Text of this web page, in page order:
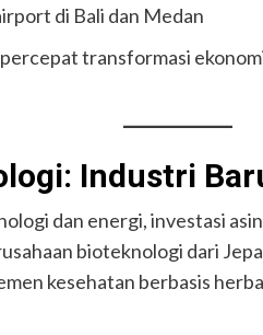
di Bali dan Medan
transformasi
Industri
dan energi, investasi
bioteknologi dari
kesehatan berbasis